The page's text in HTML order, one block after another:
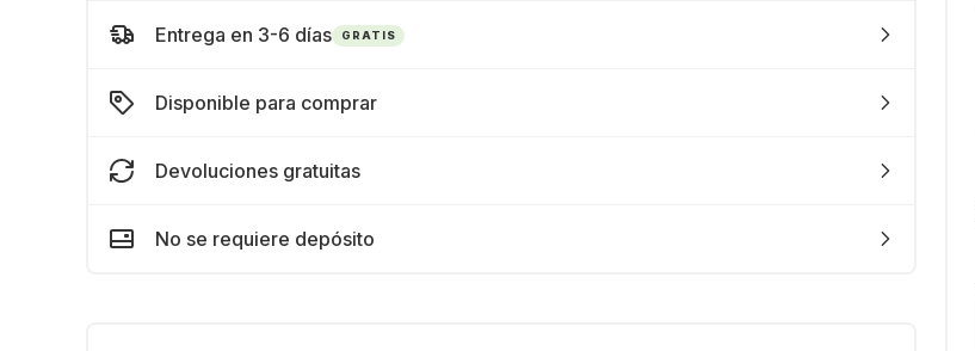
Entrega en 3-6 días GRATIS
Disponible para comprar
Devoluciones gratuitas
No se requiere depósito